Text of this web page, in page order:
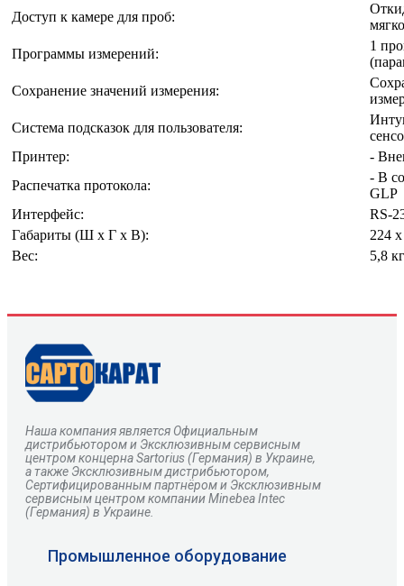
Доступ к камере для проб:
Программы измерений:
1
Сохранение значений измерения:
Система подсказок для пользователя:
Принтер:
-
Распечатка протокола:
- В
GLP
Интерфейс:
RS-
Габариты (Ш х Г х В):
224
Вес:
5,8 кг
Наша компания является Официальным
дистрибьютором и Эксклюзивным сервисным
центромконцернаSartorius(Германия) в Украине,
а также Эксклюзивным дистрибьютором,
Сертифицированным партнёром и Эксклюзивным
сервисным центром компании Minebea Intec
(Германия) в Украине.
Промышленное оборудование